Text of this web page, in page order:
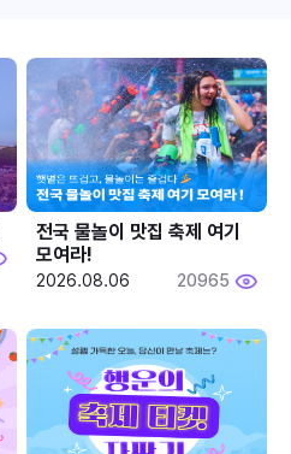
전국 물놀이 맛집 축제 여기
모여라!
2026.08.06 20965